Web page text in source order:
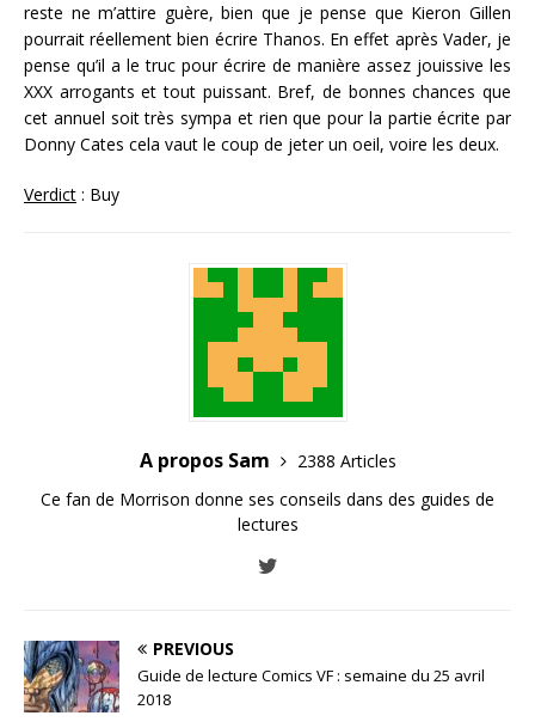
reste ne m’attire guère, bien que je pense que Kieron Gillen
pourrait réellement bien écrire Thanos. En effet après Vader, je
pense qu’il a le truc pour écrire de manière assez jouissive les
XXX arrogants et tout puissant. Bref, de bonnes chances que
cet annuel soit très sympa et rien que pour la partie écrite par
Donny Cates cela vaut le coup de jeter un oeil, voire les deux.
Verdict : Buy
A propos Sam
2388 Articles
Ce fan de Morrison donne ses conseils dans des guides de
lectures
PREVIOUS
Guide de lecture Comics VF : semaine du 25 avril
2018